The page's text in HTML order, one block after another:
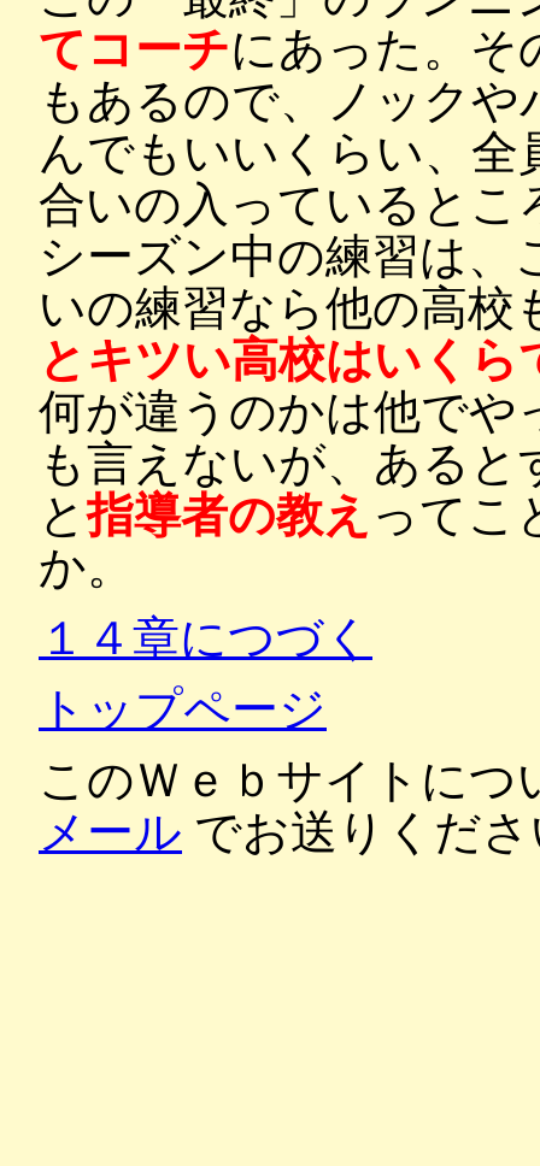
てコーチにあった。そ
もあるので、ノック
んでもいいくらい、
合いの入っていると
シーズン中の練習は
いの練習なら他の高
とキツい高校はいくら
何が違うのかは他で
も言えないが、ある
と指導者の教え ってこ
か。
１４章につづく
トップページ
このＷｅｂサイトにつ
メール でお送りくだ